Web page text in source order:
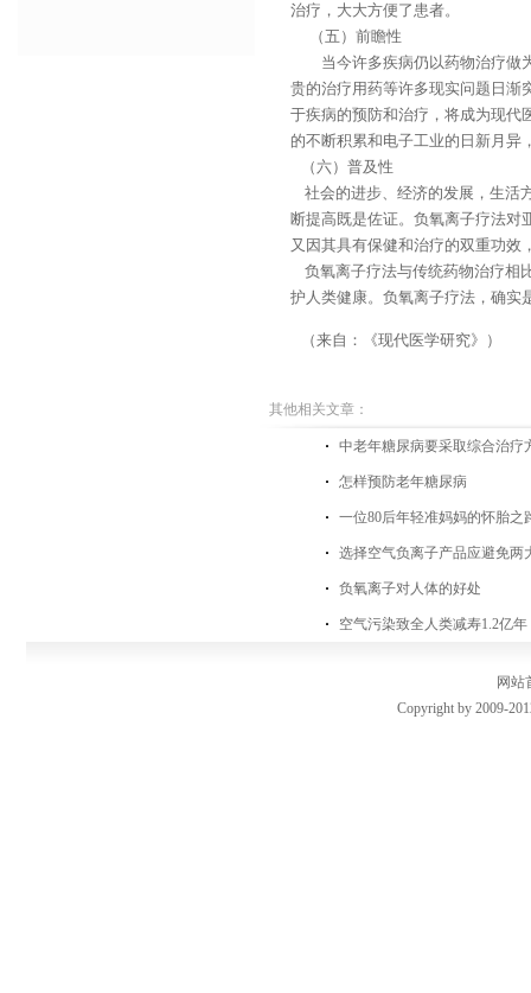
治疗，大大方便了患者。
（五）前瞻性
当今许多疾病仍以药物治疗做为
贵的治疗用药等许多现实问题日渐
于疾病的预防和治疗，将成为现代
的不断积累和电子工业的日新月异
（六）普及性
社会的进步、经济的发展，生活
断提高既是佐证。负氧离子疗法对
又因其具有保健和治疗的双重功效
负氧离子疗法与传统药物治疗相
护人类健康。负氧离子疗法，确实
（来自：《现代医学研究》）
其他相关文章：
中老年糖尿病要采取综合治疗
怎样预防老年糖尿病
一位80后年轻准妈妈的怀胎之
选择空气负离子产品应避免两
负氧离子对人体的好处
空气污染致全人类减寿1.2亿
网站
Copyright by 2009-